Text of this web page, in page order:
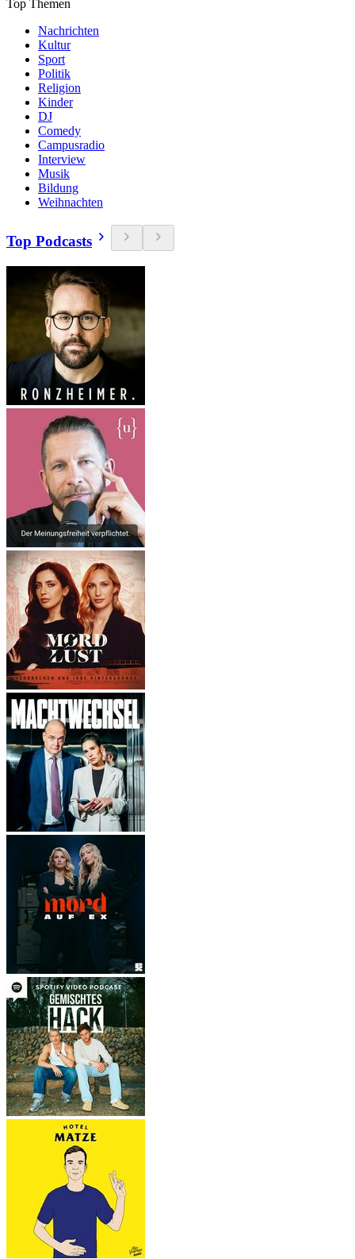
Top Themen
Nachrichten
Kultur
Sport
Politik
Religion
Kinder
DJ
Comedy
Campusradio
Interview
Musik
Bildung
Weihnachten
Top Podcasts